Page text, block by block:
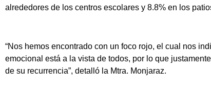
alrededores de los centros escolares y 8.8% en los
“Nos hemos encontrado con un foco rojo, el cual nos
emocional está a la vista de todos, por lo que
de su recurrencia”, detalló la Mtra. Monjaraz.